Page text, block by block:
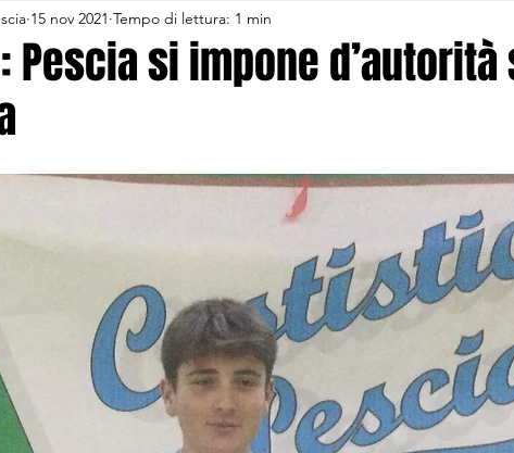
Silver Under 13 Silver Esordienti
Pescia si impone d’autorità
15 nov 2021 Tempo di lettura: 1 min